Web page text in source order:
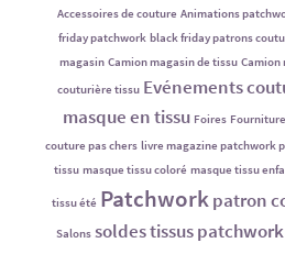
Accessoires de couture Animations
friday patchwork black friday patrons
magasin Camion magasin de tissu Camion
couturière tissu Evénements
masque en tissu Foires
couture pas chers livre magazine patchwork
tissu masque tissu coloré masque tissu
tissu été Patchworkpatron
Salons soldes tissus patchwork